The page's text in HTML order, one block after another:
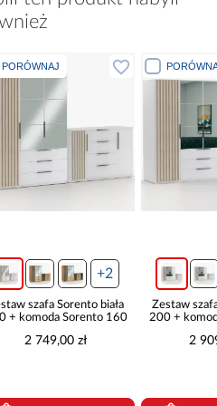
PORÓWNAJ
+2
szafa Sorento biała
+ komoda Sorento 160
2 749,00 zł
Zestaw
200 +
2